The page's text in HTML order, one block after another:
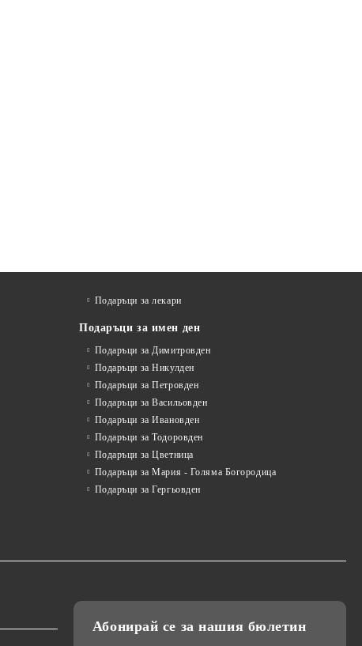
Подаръци за лекари
Подаръци за имен ден
Подаръци за Димитровден
Подаръци за Никулден
Подаръци за Петровден
Подаръци за Васильовден
Подаръци за Ивановден
Подаръци за Тодоровден
Подаръци за Цветница
Подаръци за Мария - Голяма Богородица
Подаръци за Гергьовден
Абонирай се за нашия бюлетин